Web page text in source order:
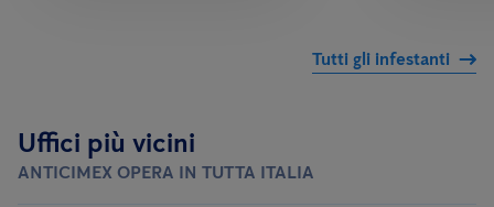
Tutti gli infestanti
Uffici più vicini
ANTICIMEX OPERA IN TUTTA ITALIA